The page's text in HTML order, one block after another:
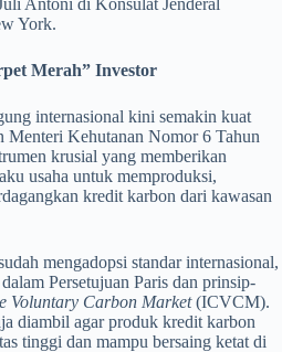
Antoni di Konsulat Jenderal
York.
Merah” Investor
internasional kini semakin kuat
Menteri Kehutanan Nomor 6 Tahun
krusial yang memberikan
usaha untuk memproduksi,
kredit karbon dari kawasan
mengadopsi standar internasional,
Persetujuan Paris dan prinsip-
Voluntary Carbon Market(ICVCM).
diambil agar produk kredit karbon
tinggi dan mampu bersaing ketat di